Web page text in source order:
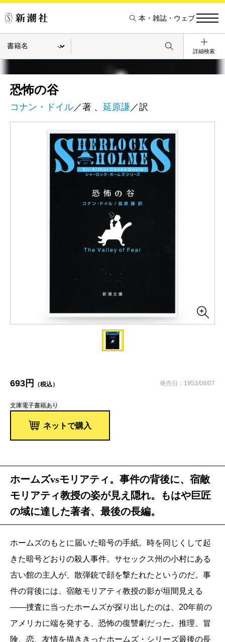
本・雑誌・ウェブ
詳細検索
恐怖の谷
コナン・ドイル／著 、 延原謙／訳
693円 （税込） 発売日：1953/08/07
文庫電子書籍あり
ネットで購入
ホームズvsモリアティ。事件の背後に、宿敵
モリアティ教授の姿が見え隠れ。もはや巨匠
の域に達した著者、最後の長編。
ホームズのもとに届いた暗号の手紙。時を同じくして起
きた暗号どおりの殺人事件。サセックス州の小村にある
古い館の主人が、散弾銃で顔を撃たれたというのだ。事
件の背後には、宿敵モリアティ教授の影が垣間見える
――捜査に当ったホームズが探り出したのは、20年前の
アメリカに端を発する、恐怖の復讐劇だった。推理、冒
険、恋、友情を描ききったホームズ・シリーズ最後の長